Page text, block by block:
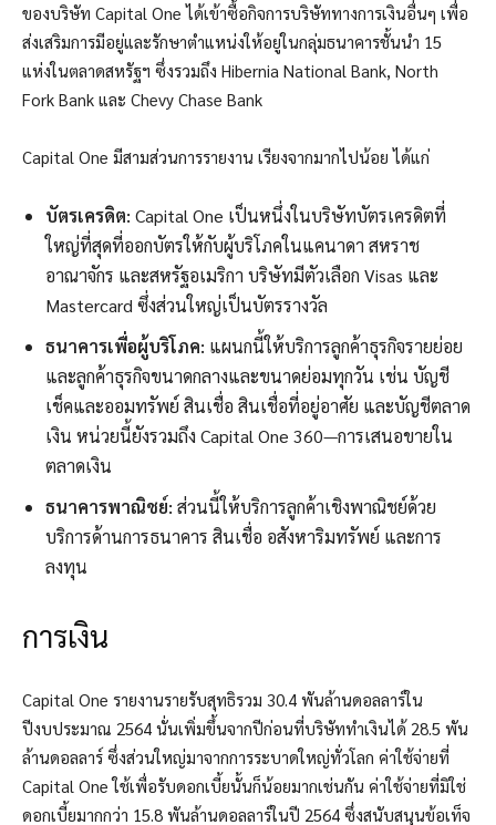
ของบริษัท Capital One ได้เข้าซื้อกิจการบริษัททางการเงินอื่นๆ เพื่อ
ส่งเสริมการมีอยู่และรักษาตำแหน่งให้อยู่ในกลุ่มธนาคารชั้นนำ 15
แห่งในตลาดสหรัฐฯ ซึ่งรวมถึง Hibernia National Bank, North
Fork Bank และ Chevy Chase Bank
Capital One มีสามส่วนการรายงาน เรียงจากมากไปน้อย ได้แก่
บัตรเครดิต: Capital One เป็นหนึ่งในบริษัทบัตรเครดิตที่
ใหญ่ที่สุดที่ออกบัตรให้กับผู้บริโภคในแคนาดา สหราช
อาณาจักร และสหรัฐอเมริกา บริษัทมีตัวเลือก Visas และ
Mastercard ซึ่งส่วนใหญ่เป็นบัตรรางวัล
ธนาคารเพื่อผู้บริโภค: แผนกนี้ให้บริการลูกค้าธุรกิจรายย่อย
และลูกค้าธุรกิจขนาดกลางและขนาดย่อมทุกวัน เช่น บัญชี
เช็คและออมทรัพย์ สินเชื่อ สินเชื่อที่อยู่อาศัย และบัญชีตลาด
เงิน หน่วยนี้ยังรวมถึง Capital One 360—การเสนอขายใน
ตลาดเงิน
ธนาคารพาณิชย์: ส่วนนี้ให้บริการลูกค้าเชิงพาณิชย์ด้วย
บริการด้านการธนาคาร สินเชื่อ อสังหาริมทรัพย์ และการ
ลงทุน
การเงิน
Capital One รายงานรายรับสุทธิรวม 30.4 พันล้านดอลลาร์ใน
ปีงบประมาณ 2564 นั่นเพิ่มขึ้นจากปีก่อนที่บริษัททำเงินได้ 28.5 พัน
ล้านดอลลาร์ ซึ่งส่วนใหญ่มาจากการระบาดใหญ่ทั่วโลก ค่าใช้จ่ายที่
Capital One ใช้เพื่อรับดอกเบี้ยนั้นก็น้อยมากเช่นกัน ค่าใช้จ่ายที่มิใช่
ดอกเบี้ยมากกว่า 15.8 พันล้านดอลลาร์ในปี 2564 ซึ่งสนับสนุนข้อเท็จ